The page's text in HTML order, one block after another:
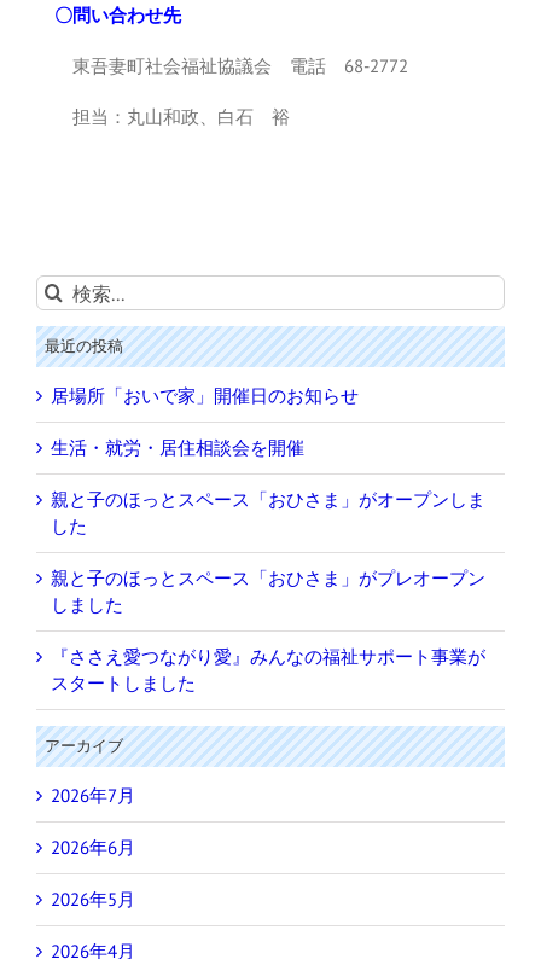
〇問い合わせ先
東吾妻町社会福祉協議会 電話 68-2772
担当：丸山和政、白石 裕
検
索
…最近の投稿
居場所「おいで家」開催日のお知らせ
生活・就労・居住相談会を開催
親と子のほっとスペース「おひさま」がオープンしま
した
親と子のほっとスペース「おひさま」がプレオープン
しました
『ささえ愛つながり愛』みんなの福祉サポート事業が
スタートしました
アーカイブ
2026年7月
2026年6月
2026年5月
2026年4月